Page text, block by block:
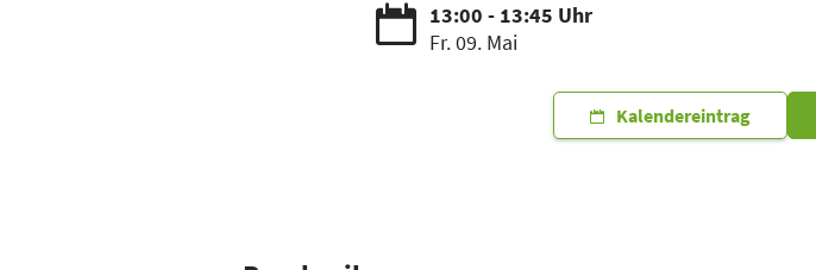
13:00 - 13:45 Uhr
Fr. 09. Mai
Kalendereintrag